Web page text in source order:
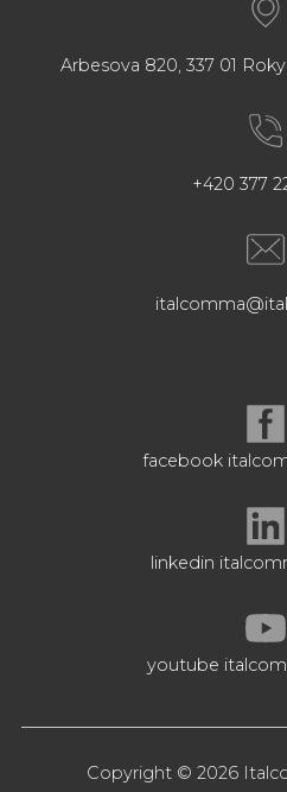
Arbesova 820, 337 01
+420 377
facebook
linkedin
youtube
Copyright © 2026